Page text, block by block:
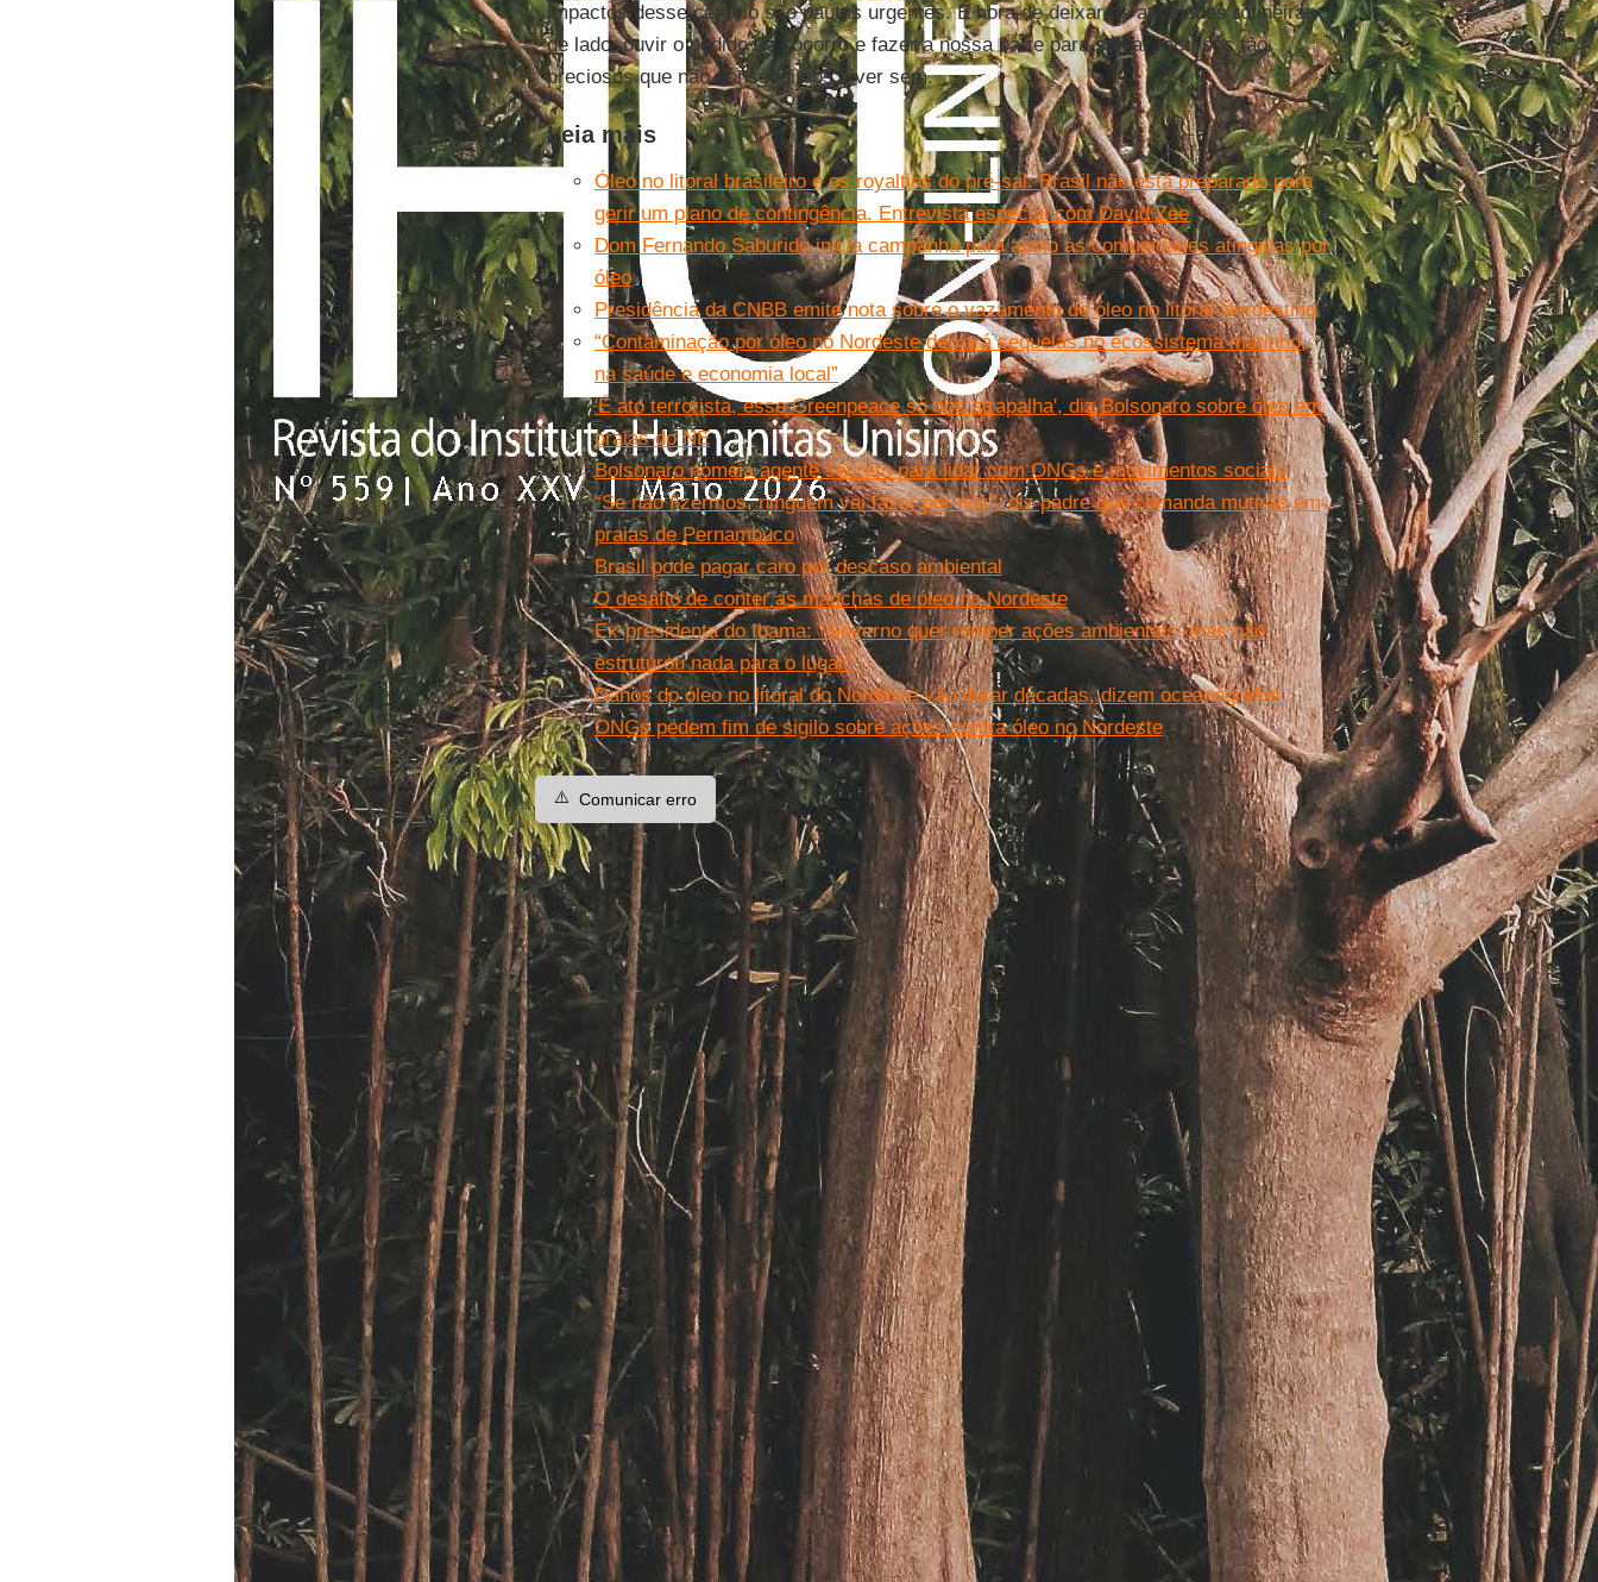
impactos desse cenário são pautas urgentes. É hora de deixar as atividades rotineiras
de lado, ouvir o pedido de socorro e fazer a nossa parte para salvar recursos tão
preciosos que não conseguimos viver sem.
Leia mais
Óleo no litoral brasileiro e os royalties do pré-sal: Brasil não está preparado para
gerir um plano de contingência. Entrevista especial com David Zee
Dom Fernando Saburido inicia campanha para apoio às comunidades atingidas por
óleo
Presidência da CNBB emite nota sobre o vazamento de óleo no litoral Nordestino
“Contaminação por óleo no Nordeste deixará sequelas no ecossistema marinho,
na saúde e economia local”
'É ato terrorista, esse Greenpeace só nos atrapalha', diz Bolsonaro sobre óleo em
praias do NE
Bolsonaro nomeia agente secreto para lidar com ONGs e movimentos sociais
“Se não fizermos, ninguém vai fazer por nós”, diz padre que comanda mutirão em
praias de Pernambuco
Brasil pode pagar caro por descaso ambiental
O desafio de conter as manchas de óleo no Nordeste
Ex-presidenta do Ibama: “Governo quer romper ações ambientais, mas não
estruturou nada para o lugar”
Danos do óleo no litoral do Nordeste vão durar décadas, dizem oceanógrafos
ONGs pedem fim de sigilo sobre ações contra óleo no Nordeste
⚠️ Comunicar erro